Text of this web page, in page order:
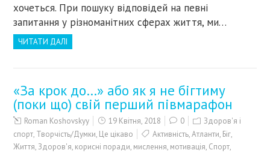
хочеться. При пошуку відповідей на певні
запитання у різноманітних сферах життя, ми…
ЧИТАТИ ДАЛІ
«За крок до…» або як я не бігтиму
(поки що) свій перший півмарафон
Roman Koshovskyy 19 Квітня, 2018 0
Здоров'я і
спорт, Творчість/Думки, Це цікаво Активність,Атланти, Біг,
Життя,Здоров'я, корисні поради, мислення, мотивація, Спорт,